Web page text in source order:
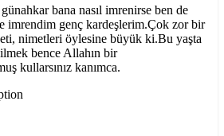
bana nasıl imrenirse ben de
imrendim genç kardeşlerim.Çok zor bir
nimetleri öylesine büyük ki.Bu yaşta
bence Allahın bir
kullarsınız kanımca.